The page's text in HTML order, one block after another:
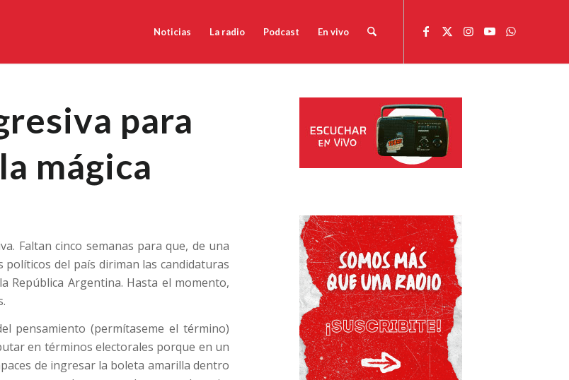
Noticias La radio Podcast En vivo
para
mágica
Faltan cinco semanas para que, de una
del país diriman las candidaturas
República Argentina. Hasta el momento,
pensamiento (permítaseme el término)
en términos electorales porque en un
de ingresar la boleta amarilla dentro